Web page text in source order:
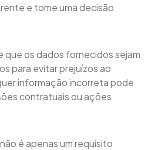
e tome uma decisão
que os dados fornecidos sejam
para evitar prejuízos ao
informação incorreta pode
contratuais ou ações
é apenas um requisito